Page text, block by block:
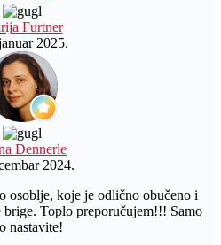
Furtner
2025.
Dennerle
2024.
osoblje, koje je odlično obučeno i
brige. Toplo preporučujem!!! Samo
nastavite!